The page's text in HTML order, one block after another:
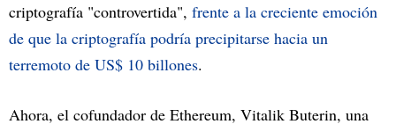
criptografía "controvertida", frente a la creciente emoción
de que la criptografía podría precipitarse hacia un
terremoto de US$ 10 billones.
Ahora, el cofundador de Ethereum, Vitalik Buterin, una